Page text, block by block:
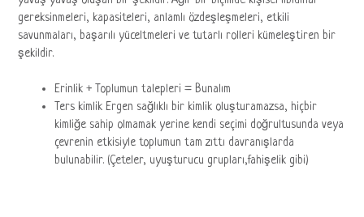
gereksinmeleri, kapasiteleri, anlamlı özdeşleşmeleri, etkili
savunmaları, başarılı yüceltmeleri ve tutarlı rolleri kümeleştiren bir
şekildir.
Erinlik + Toplumun talepleri = Bunalım
Ters kimlik Ergen sağlıklı bir kimlik oluşturamazsa, hiçbir
kimliğe sahip olmamak yerine kendi seçimi doğrultusunda veya
çevrenin etkisiyle toplumun tam zıttı davranışlarda
bulunabilir. (Çeteler, uyuşturucu grupları,fahişelik gibi)